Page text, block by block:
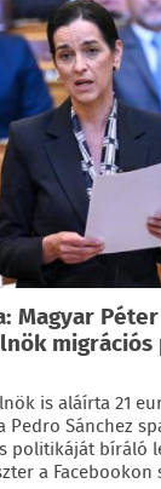
Magyar
is aláírta 21
Sánchez
politikáját bíráló
a Facebookon